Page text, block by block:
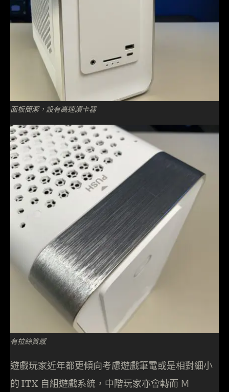
面板簡潔，設有高速讀卡器
有拉絲質感
遊戲玩家近年都更傾向考慮遊戲筆電或是相對細小
的 ITX 自組遊戲系統，中階玩家亦會轉而 Ｍ